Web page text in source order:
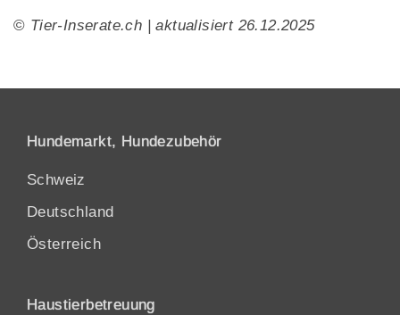
© Tier-Inserate.ch | aktualisiert 26.12.2025
Hundemarkt, Hundezubehör
Schweiz
Deutschland
Österreich
Haustierbetreuung